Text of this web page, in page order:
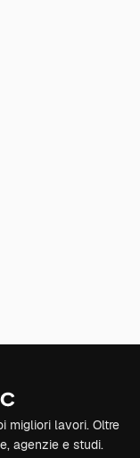
migliori lavori. Oltre
agenzie e studi.